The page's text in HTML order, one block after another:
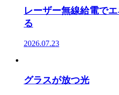
レーザー無線給電で
る
2026.07.23
グラスが放つ光